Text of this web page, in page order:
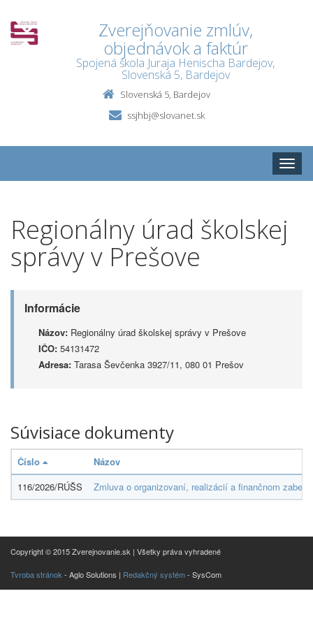
Zverejňovanie zmlúv,
objednávok a faktúr
Spojená škola Juraja Henischa Bardejov,
Slovenská 5, Bardejov
Slovenská 5, Bardejov
ssjhbj@slovanet.sk
Toggle
Regionálny úrad školskej
správy v Prešove
Informácie
Názov: Regionálny úrad školskej správy v Prešove
IČO: 54131472
Adresa: Tarasa Ševčenka 3927/11, 080 01 Prešov
Súvisiace dokumenty
Číslo
Názov
116/2026/RÚŠS
Zmluva o organizovaní, realizácií a finančnom
Copyright © 2015 Zverejnovanie.sk | Všetky práva vyhradené
Tvroba stránok - Aglo Solutions | Redakčný systém- SysCom